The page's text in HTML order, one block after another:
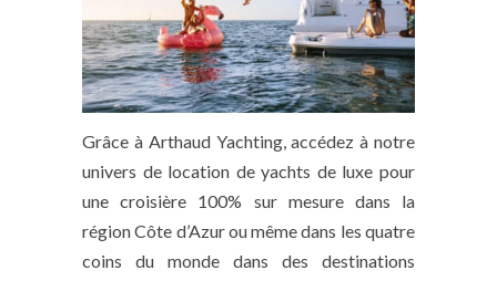
Grâce à Arthaud Yachting, accédez à notre
univers de location de yachts de luxe pour
une croisière 100% sur mesure dans la
région Côte d’Azur ou même dans les quatre
coins du monde dans des destinations